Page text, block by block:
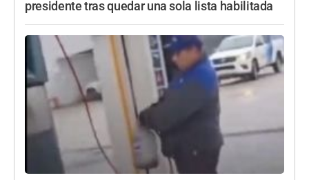
presidente tras quedar una sola lista habilitada